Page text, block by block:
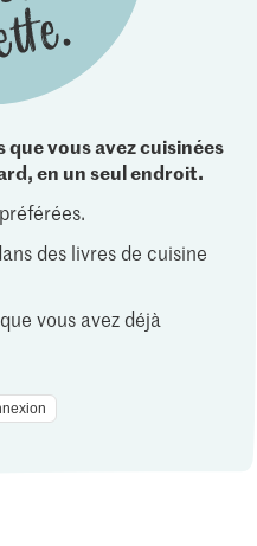
vous avez cuisinées
en un seul endroit.
des livres de cuisine
vous avez déjà